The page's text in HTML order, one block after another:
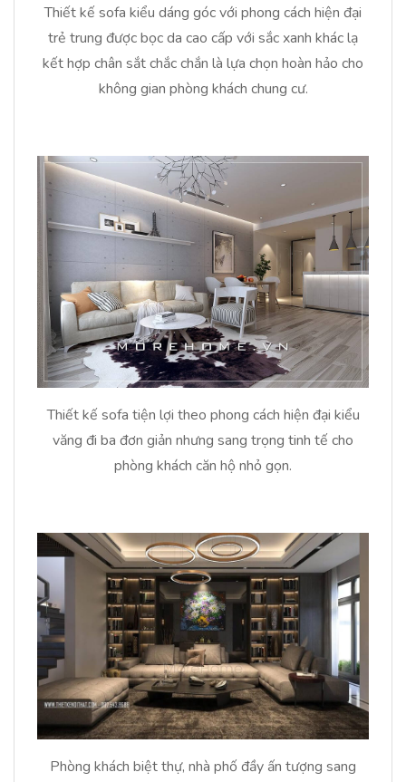
Thiết kế sofa kiểu dáng góc với phong cách hiện đại
trẻ trung được bọc da cao cấp với sắc xanh khác lạ
kết hợp chân sắt chắc chắn là lựa chọn hoàn hảo cho
không gian phòng khách chung cư.
Thiết kế sofa tiện lợi theo phong cách hiện đại kiểu
văng đi ba đơn giản nhưng sang trọng tinh tế cho
phòng khách căn hộ nhỏ gọn.
Phòng khách biệt thự, nhà phố đầy ấn tượng sang